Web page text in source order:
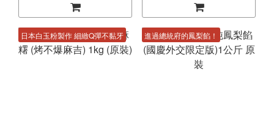
日本白玉粉製作 細緻Q彈不黏牙 進過總統府的鳳梨餡！